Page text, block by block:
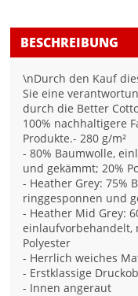
BESCHREIBUNG
\nDurch den Kauf
Sie eine
durch die Better
100% nachhaltigere
Produkte.- 280 g/m²
- 80% Baumwolle,
und gekämmt; 20%
- Heather Grey: 75%
ringgesponnen und
- Heather Mid Grey:
einlaufvorbehandelt,
Polyester
- Herrlich weiches
- Erstklassige
- Innen angeraut